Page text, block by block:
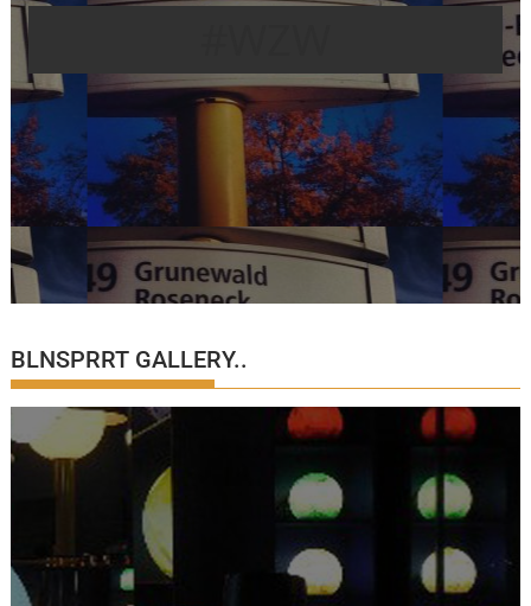
BLNSPRRT GALLERY..